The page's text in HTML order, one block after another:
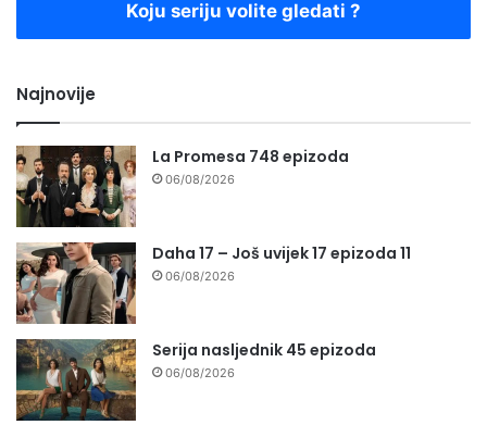
Koju seriju volite gledati ?
Najnovije
La Promesa 748 epizoda
06/08/2026
Daha 17 – Još uvijek 17 epizoda 11
06/08/2026
Serija nasljednik 45 epizoda
06/08/2026